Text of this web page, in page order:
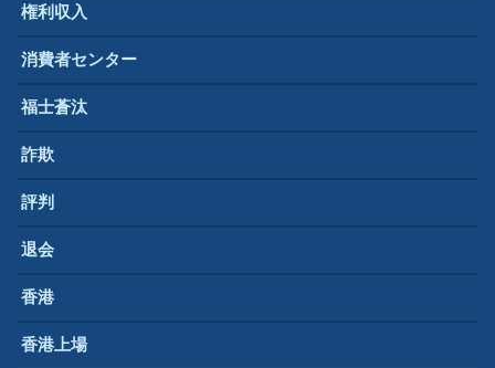
権利収入
消費者センター
福士蒼汰
詐欺
評判
退会
香港
香港上場